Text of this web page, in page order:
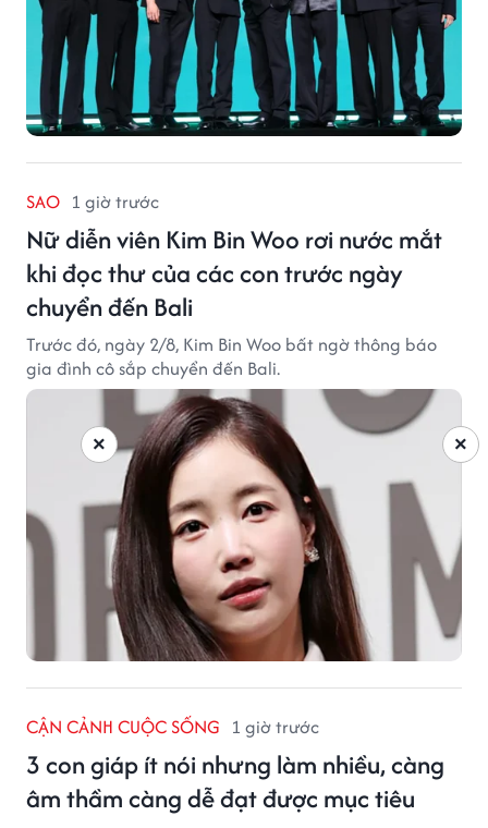
SAO 1 giờ trước
Nữ diễn viên Kim Bin Woo rơi nước mắt
khi đọc thư của các con trước ngày
chuyển đến Bali
Trước đó, ngày 2/8, Kim Bin Woo bất ngờ thông báo
gia đình cô sắp chuyển đến Bali.
CẬN CẢNH CUỘC SỐNG 1 giờ trước
3 con giáp ít nói nhưng làm nhiều, càng
âm thầm càng dễ đạt được mục tiêu
×
×